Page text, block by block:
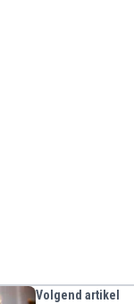
Volgend artikel